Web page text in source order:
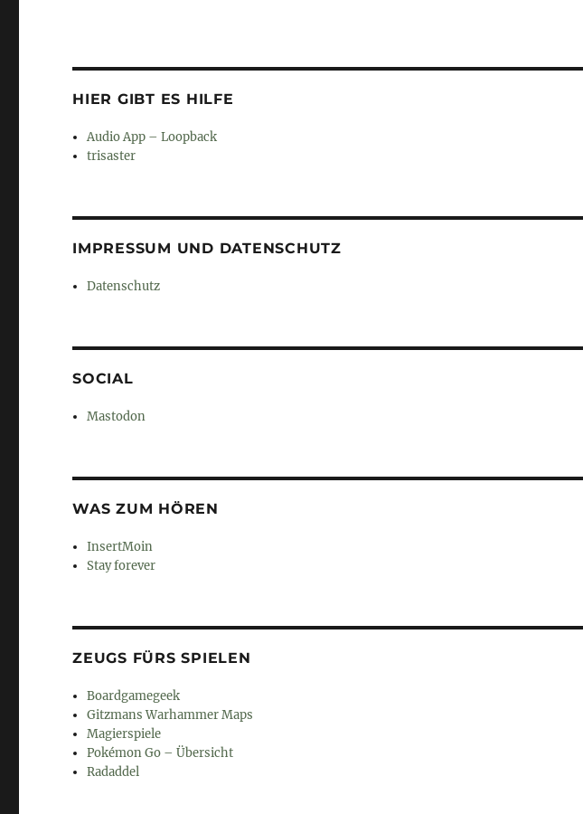
HIER GIBT ES HILFE
Audio App – Loopback
trisaster
IMPRESSUM UND DATENSCHUTZ
Datenschutz
SOCIAL
Mastodon
WAS ZUM HÖREN
InsertMoin
Stay forever
ZEUGS FÜRS SPIELEN
Boardgamegeek
Gitzmans Warhammer Maps
Magierspiele
Pokémon Go – Übersicht
Radaddel